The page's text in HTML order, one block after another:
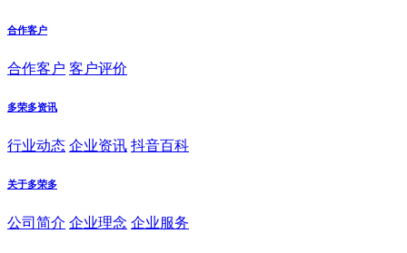
合作客户
合作客户 客户评价
多荣多资讯
行业动态 企业资讯 抖音百科
关于多荣多
公司简介 企业理念 企业服务